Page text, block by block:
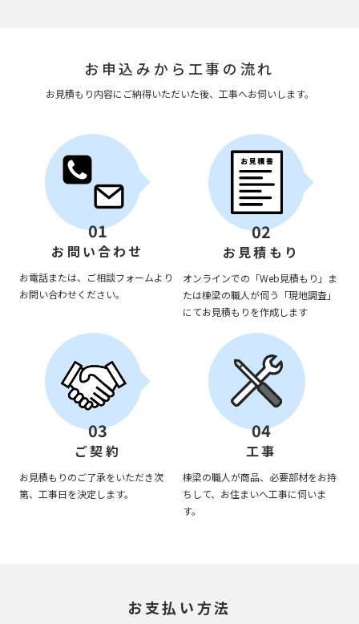
お申込みから工事の流れ
お見積もり内容にご納得いただいた後、工事へお伺いします。
01
お問い合わせ
お電話または、ご相談フォームより
お問い合わせください。
02
お見積もり
オンラインでの「Web見積もり」ま
たは棟梁の職人が伺う「現地調査」
にてお見積もりを作成します
03
ご契約
お見積もりのご了承をいただき次
第、工事日を決定します。
04
工事
棟梁の職人が商品、必要部材をお持
ちして、お住まいへ工事に伺いま
す。
お支払い方法